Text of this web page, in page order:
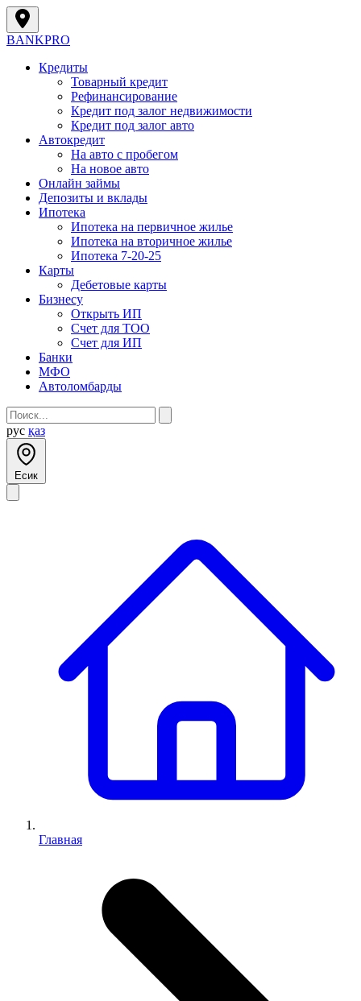
BANKPRO
Кредиты
Товарный кредит
Рефинансирование
Кредит под залог недвижимости
Кредит под залог авто
Автокредит
На авто с пробегом
На новое авто
Онлайн займы
Депозиты и вклады
Ипотека
Ипотека на первичное жилье
Ипотека на вторичное жилье
Ипотека 7-20-25
Карты
Дебетовые карты
Бизнесу
Открыть ИП
Cчет для ТОО
Счет для ИП
Банки
МФО
Автоломбарды
рус қаз
Есик
Главная